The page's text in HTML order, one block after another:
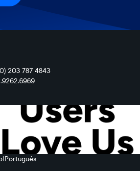
203 787 4843
Português